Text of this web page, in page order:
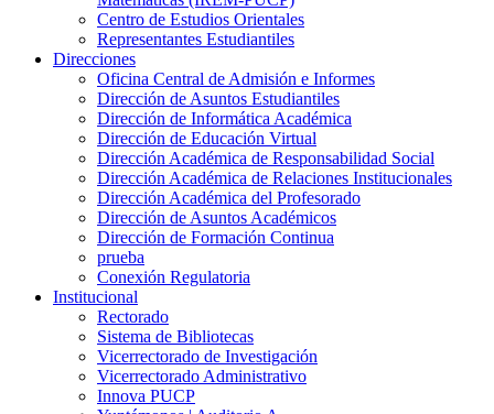
Centro de Estudios Orientales
Representantes Estudiantiles
Direcciones
Oficina Central de Admisión e Informes
Dirección de Asuntos Estudiantiles
Dirección de Informática Académica
Dirección de Educación Virtual
Dirección Académica de Responsabilidad Social
Dirección Académica de Relaciones Institucionales
Dirección Académica del Profesorado
Dirección de Asuntos Académicos
Dirección de Formación Continua
prueba
Conexión Regulatoria
Institucional
Rectorado
Sistema de Bibliotecas
Vicerrectorado de Investigación
Vicerrectorado Administrativo
Innova PUCP